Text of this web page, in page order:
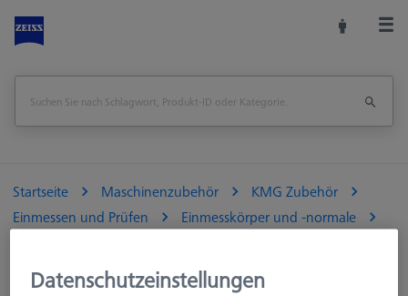
Startseite Maschinenzubehör
KMG Zubehör
Einmessen und Prüfen
Einmesskörper und -normale
Datenschutzeinstellungen